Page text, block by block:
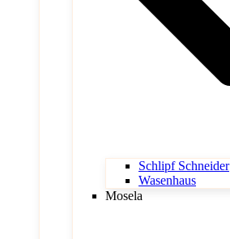
Schlipf Schneider
Wasenhaus
Mosela